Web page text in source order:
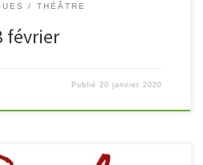
THÉÂTRE
février
Publié 20 janvier 2020